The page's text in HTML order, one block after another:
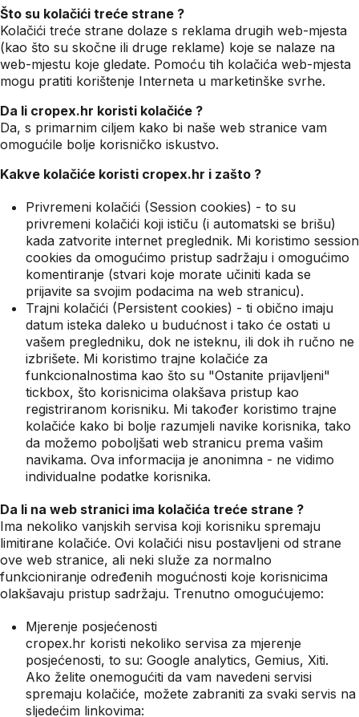
Što su kolačići treće strane ?
Kolačići treće strane dolaze s reklama drugih web-mjesta
(kao što su skočne ili druge reklame) koje se nalaze na
web-mjestu koje gledate. Pomoću tih kolačića web-mjesta
mogu pratiti korištenje Interneta u marketinške svrhe.
Da li cropex.hr koristi kolačiće ?
Da, s primarnim ciljem kako bi naše web stranice vam
omogućile bolje korisničko iskustvo.
Kakve kolačiće koristi cropex.hr i zašto ?
Privremeni kolačići (Session cookies) - to su
privremeni kolačići koji ističu (i automatski se brišu)
kada zatvorite internet preglednik. Mi koristimo session
cookies da omogućimo pristup sadržaju i omogućimo
komentiranje (stvari koje morate učiniti kada se
prijavite sa svojim podacima na web stranicu).
Trajni kolačići (Persistent cookies) - ti obično imaju
datum isteka daleko u budućnost i tako će ostati u
vašem pregledniku, dok ne isteknu, ili dok ih ručno ne
izbrišete. Mi koristimo trajne kolačiće za
funkcionalnostima kao što su "Ostanite prijavljeni"
tickbox, što korisnicima olakšava pristup kao
registriranom korisniku. Mi također koristimo trajne
kolačiće kako bi bolje razumjeli navike korisnika, tako
da možemo poboljšati web stranicu prema vašim
navikama. Ova informacija je anonimna - ne vidimo
individualne podatke korisnika.
Da li na web stranici ima kolačića treće strane ?
Ima nekoliko vanjskih servisa koji korisniku spremaju
limitirane kolačiće. Ovi kolačići nisu postavljeni od strane
ove web stranice, ali neki služe za normalno
funkcioniranje određenih mogućnosti koje korisnicima
olakšavaju pristup sadržaju. Trenutno omogućujemo:
Mjerenje posjećenosti
cropex.hr koristi nekoliko servisa za mjerenje
posjećenosti, to su: Google analytics, Gemius, Xiti.
Ako želite onemogućiti da vam navedeni servisi
spremaju kolačiće, možete zabraniti za svaki servis na
sljedećim linkovima: